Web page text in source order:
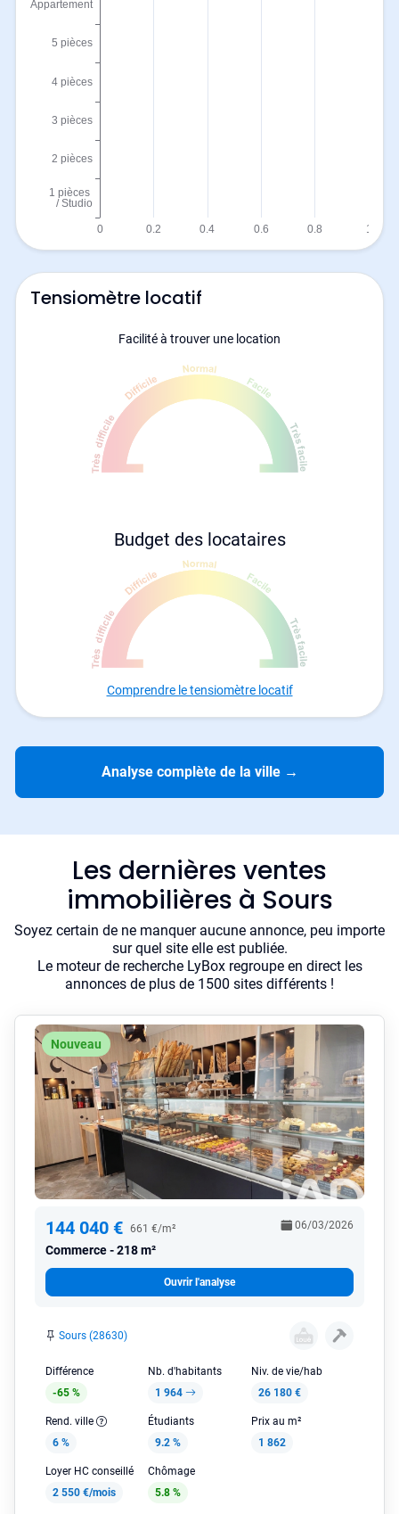
Tensiomètre locatif
Facilité à trouver une location
Budget des locataires
Comprendre le tensiomètre locatif
Analyse complète de la ville →
Les dernières ventes
immobilières à Sours
Soyez certain de ne manquer aucune annonce, peu importe
sur quel site elle est publiée.
Le moteur de recherche LyBox regroupe en direct les
annonces de plus de 1500 sites différents !
Nouveau
144 040 € 661 €/m²
Commerce 218 m²
06/03/2026
Ouvrir l'analyse
Sours (28630)
Différence
-65 %
Nb. d'habitants
1 964
Niv. de vie/hab
26 180 €
Rend. ville
6 %
Étudiants
9.2 %
Prix au m²
1 862
Loyer HC conseillé
2 550 €/mois
Chômage
5.8 %